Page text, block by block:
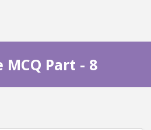
Part - 8